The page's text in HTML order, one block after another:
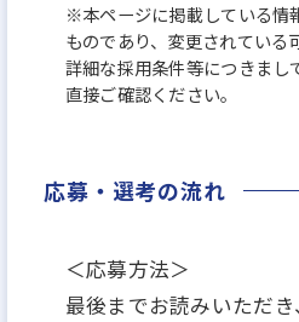
※本ページに掲載している情
ものであり、変更されている
詳細な採用条件等につきまし
直接ご確認ください。
応募・選考の流れ
＜応募方法＞
最後までお読みいただ